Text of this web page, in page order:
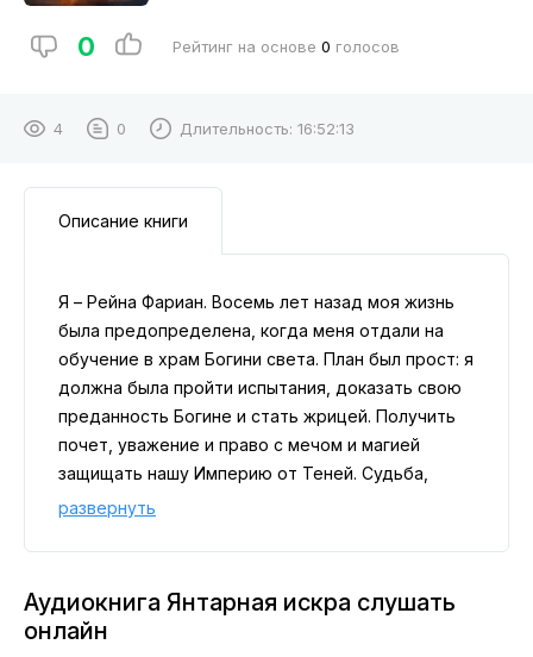
0 Рейтинг на основе 0 голосов
4 0 Длительность: 16:52:13
Описание книги
Я – Рейна Фариан. Восемь лет назад моя жизнь
была предопределена, когда меня отдали на
обучение в храм Богини света. План был прост: я
должна была пройти испытания, доказать свою
преданность Богине и стать жрицей. Получить
почет, уважение и право с мечом и магией
защищать нашу Империю от Теней. Судьба,
конечно, решила надо мной посмеяться. Когда я
думала, что могу не вернуться оттуда прежней.
встреча с существом из легенд. Существом,
которое предложило мне сделку… Осталось
развернуть
Аудиокнига Янтарная искра слушать
онлайн